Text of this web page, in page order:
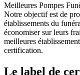
Meilleures Pompes
Notre objectif est de
établissements du
économiser sur leurs
meilleures
certification.
Le label de